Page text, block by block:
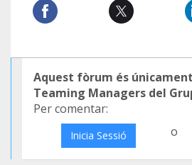
Aquest fòrum és
Teaming Managers del
Per comentar:
Inicia Sessió o